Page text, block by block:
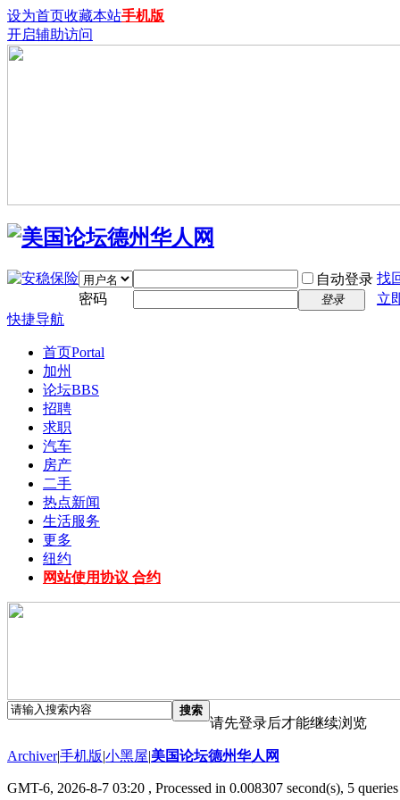
设为首页收藏本站手机版
开启辅助访问
自动登录 找
密码
登录
立
快捷导航
首页Portal
加州
论坛BBS
招聘
求职
汽车
房产
二手
热点新闻
生活服务
更多
纽约
网站使用协议 合约
搜索
请先登录后才能继续浏览
Archiver|手机版|小黑屋|美国论坛德州华人网
GMT-6, 2026-8-7 03:20 , Processed in 0.008307 second(s), 5